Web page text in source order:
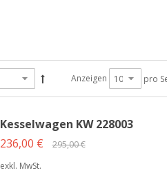
Anzeigen pro
Kesselwagen KW 228003
236,00 €
295,00 €
exkl. MwSt.